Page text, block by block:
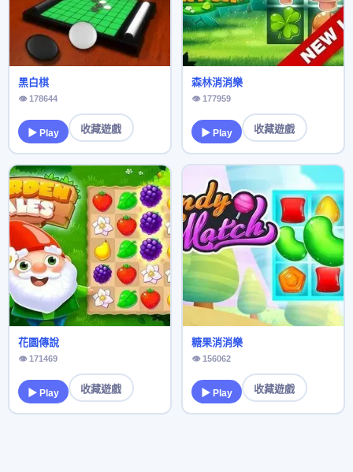
黑白棋
👁 178644
▶ Play 收藏遊戲
森林消消樂
👁 177959
▶ Play 收藏遊戲
花園傳說
👁 171469
▶ Play 收藏遊戲
糖果消消樂
👁 156062
▶ Play 收藏遊戲